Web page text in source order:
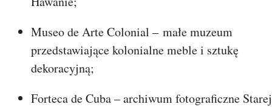
Museo de Arte Colonial – małe muzeum
przedstawiające kolonialne meble i sztukę
dekoracyjną;
Forteca de Cuba – archiwum fotograficzne Starej